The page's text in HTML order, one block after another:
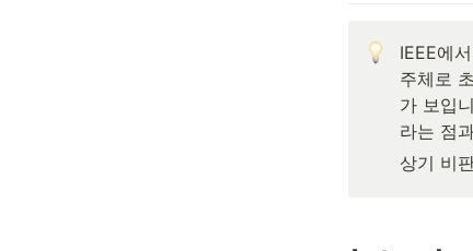
IEEE에
주체로
가 보입
라는 점
상기 비